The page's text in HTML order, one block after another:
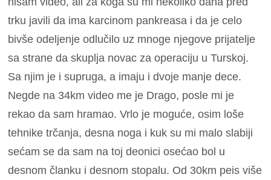
trku javili da ima karcinom pankreasa i da je celo
bivše odeljenje odlučilo uz mnoge njegove prijatelje
sa strane da skuplja novac za operaciju u Turskoj.
Sa njim je i supruga, a imaju i dvoje manje dece.
Negde na 34km video me je Drago, posle mi je
rekao da sam hramao. Vrlo je moguće, osim loše
tehnike trčanja, desna noga i kuk su mi malo slabiji
sećam se da sam na toj deonici osećao bol u
desnom članku i desnom stopalu. Od 30km peis više